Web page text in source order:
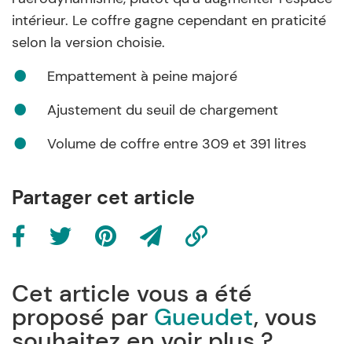
intérieur. Le coffre gagne cependant en praticité
selon la version choisie.
Empattement à peine majoré
Ajustement du seuil de chargement
Volume de coffre entre 309 et 391 litres
Partager cet article
Cet article vous a été
proposé par Gueudet, vous